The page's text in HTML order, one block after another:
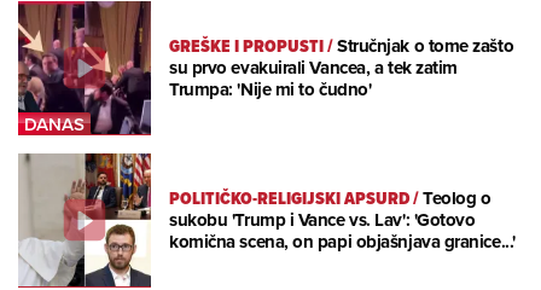
GREŠKE I PROPUSTI/Stručnjak o tome zašto
su prvo evakuirali Vancea, a tek zatim
Trumpa: 'Nije mi to čudno'
POLITIČKO-RELIGIJSKI APSURD/Teolog o
sukobu 'Trump i Vance vs. Lav': 'Gotovo
komična scena, on papi objašnjava granice...'